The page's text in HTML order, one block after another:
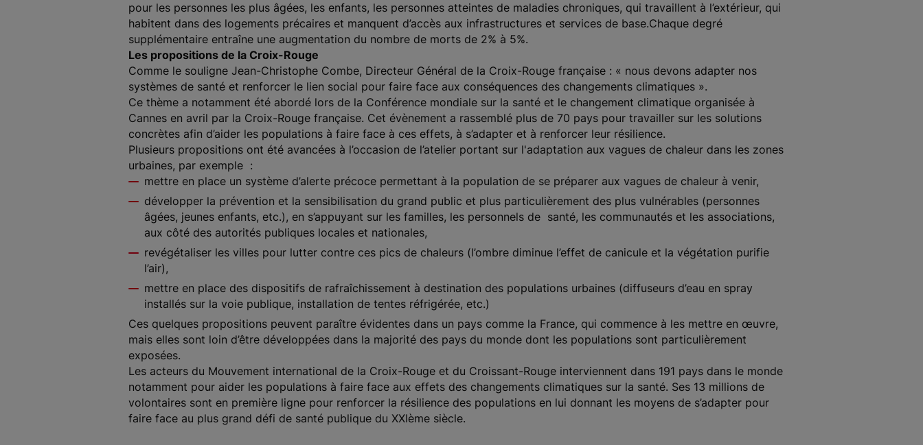
pour les personnes les plus âgées, les enfants, les personnes atteintes de maladies chroniques, qui travaillent à l’extérieur, qui
habitent dans des logements précaires et manquent d’accès aux infrastructures et services de base.Chaque degré
supplémentaire entraîne une augmentation du nombre de morts de 2% à 5%.
Les propositions de la Croix-Rouge
Comme le souligne Jean-Christophe Combe, Directeur Général de la Croix-Rouge française : « nous devons adapter nos
systèmes de santé et renforcer le lien social pour faire face aux conséquences des changements climatiques ».
Ce thème a notamment été abordé lors de la Conférence mondiale sur la santé et le changement climatique organisée à
Cannes en avril par la Croix-Rouge française. Cet évènement a rassemblé plus de 70 pays pour travailler sur les solutions
concrètes afin d’aider les populations à faire face à ces effets, à s’adapter et à renforcer leur résilience.
Plusieurs propositions ont été avancées à l’occasion de l’atelier portant sur l'adaptation aux vagues de chaleur dans les zones
urbaines, par exemple :
mettre en place un système d’alerte précoce permettant à la population de se préparer aux vagues de chaleur à venir,
développer la prévention et la sensibilisation du grand public et plus particulièrement des plus vulnérables (personnes
âgées, jeunes enfants, etc.), en s’appuyant sur les familles, les personnels de santé, les communautés et les associations,
aux côté des autorités publiques locales et nationales,
revégétaliser les villes pour lutter contre ces pics de chaleurs (l’ombre diminue l’effet de canicule et la végétation purifie
l’air),
mettre en place des dispositifs de rafraîchissement à destination des populations urbaines (diffuseurs d’eau en spray
installés sur la voie publique, installation de tentes réfrigérée, etc.)
Ces quelques propositions peuvent paraître évidentes dans un pays comme la France, qui commence à les mettre en œuvre,
mais elles sont loin d’être développées dans la majorité des pays du monde dont les populations sont particulièrement
exposées.
Les acteurs du Mouvement international de la Croix-Rouge et du Croissant-Rouge interviennent dans 191 pays dans le monde
notamment pour aider les populations à faire face aux effets des changements climatiques sur la santé. Ses 13 millions de
volontaires sont en première ligne pour renforcer la résilience des populations en lui donnant les moyens de s’adapter pour
faire face au plus grand défi de santé publique du XXIème siècle.